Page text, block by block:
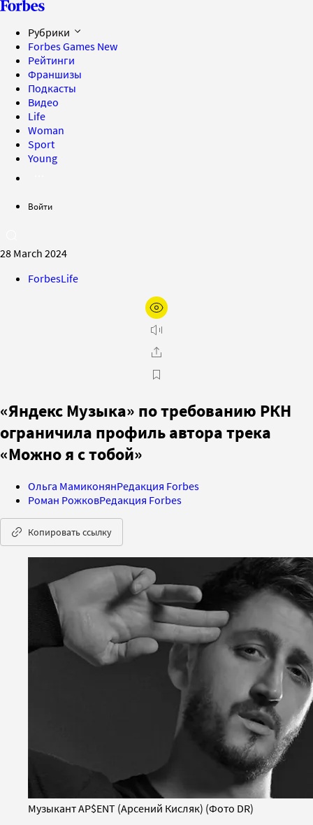
Рубрики
Forbes Games New
Рейтинги
Франшизы
Подкасты
Видео
Life
Woman
Sport
Young
Войти
28 March 2024
ForbesLife
«Яндекс Музыка» по требованию РКН
ограничила профиль автора трека
«Можно я с тобой»
Ольга МамиконянРедакция Forbes
Роман РожковРедакция Forbes
Копировать ссылку
Музыкант AP$ENT (Арсений Кисляк) (Фото DR)